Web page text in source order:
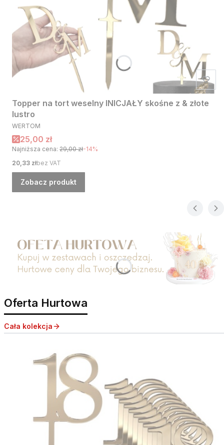
Topper na tort weselny INICJAŁY skośne z & złote
lustro
PRODUCENT
WERTOM
Cena promocyjna
25,00 zł
Najniższa cena: 29,00 zł-14%
Cena
20,33 złbez VAT
Zobacz produkt
Oferta Hurtowa
Cała kolekcja